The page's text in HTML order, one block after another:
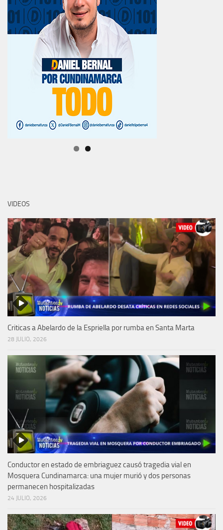
VIDEOS
Criticas a Abelardo de la Espriella por rumba en Santa Marta
28 JULIO, 2026
Conductor en estado de embriaguez causó tragedia vial en
Mosquera Cundinamarca: una mujer murió y dos personas
permanecen hospitalizadas
24 JULIO, 2026